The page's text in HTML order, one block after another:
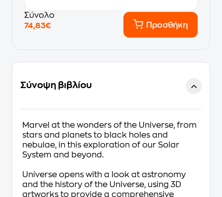
Σύνολο
74,83€
Προσθήκη
Σύνοψη βιβλίου
Marvel at the wonders of the Universe, from
stars and planets to black holes and
nebulae, in this exploration of our Solar
System and beyond.
Universe opens with a look at astronomy
and the history of the Universe, using 3D
artworks to provide a comprehensive